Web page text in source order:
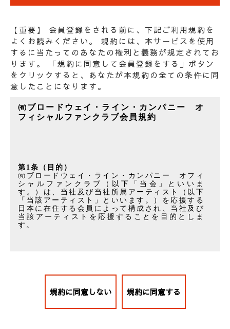
【重要】 会員登録をされる前に、下記ご利用規約を
よくお読みください。 規約には、本サービスを使用
するに当たってのあなたの権利と義務が規定されてお
ります。 「規約に同意して会員登録をする」ボタン
をクリックすると、あなたが本規約の全ての条件に同
意したことになります。
㈲ブロードウェイ・ライン・カンパニー　オ
フィシャルファンクラブ会員規約
第1条（目的）
㈲ブロードウェイ・ライン・カンパニー　オフィ
シャルファンクラブ（以下「当会」といいま
す。）は、当社及び当社所属アーティスト（以下
「当該アーティスト」といいます。）を応援する
日本に在住する会員によって構成され、当社及び
当該アーティストを応援することを目的としま
す。
だいた時点で全て本「㈲ブロードウェイ・ライ
規約」（以下「本規約」といいます。）に同意し
2.本規約は、㈲ブロードウェイ・ライン・カンパ